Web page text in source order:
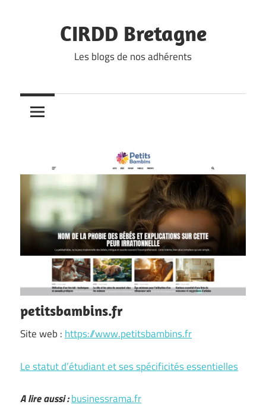
CIRDD Bretagne
Les blogs de nos adhérents
petitsbambins.fr
Site web : https://www.petitsbambins.fr
Le statut d’étudiant et ses spécificités essentielles
A lire aussi :businessrama.fr